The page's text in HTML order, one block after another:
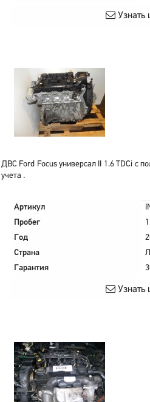
Узнать
ДВС Ford Focus универсал II 1.6 TDCi с
учета .
Артикул
Пробег
Год
Страна
Гарантия
Узнать